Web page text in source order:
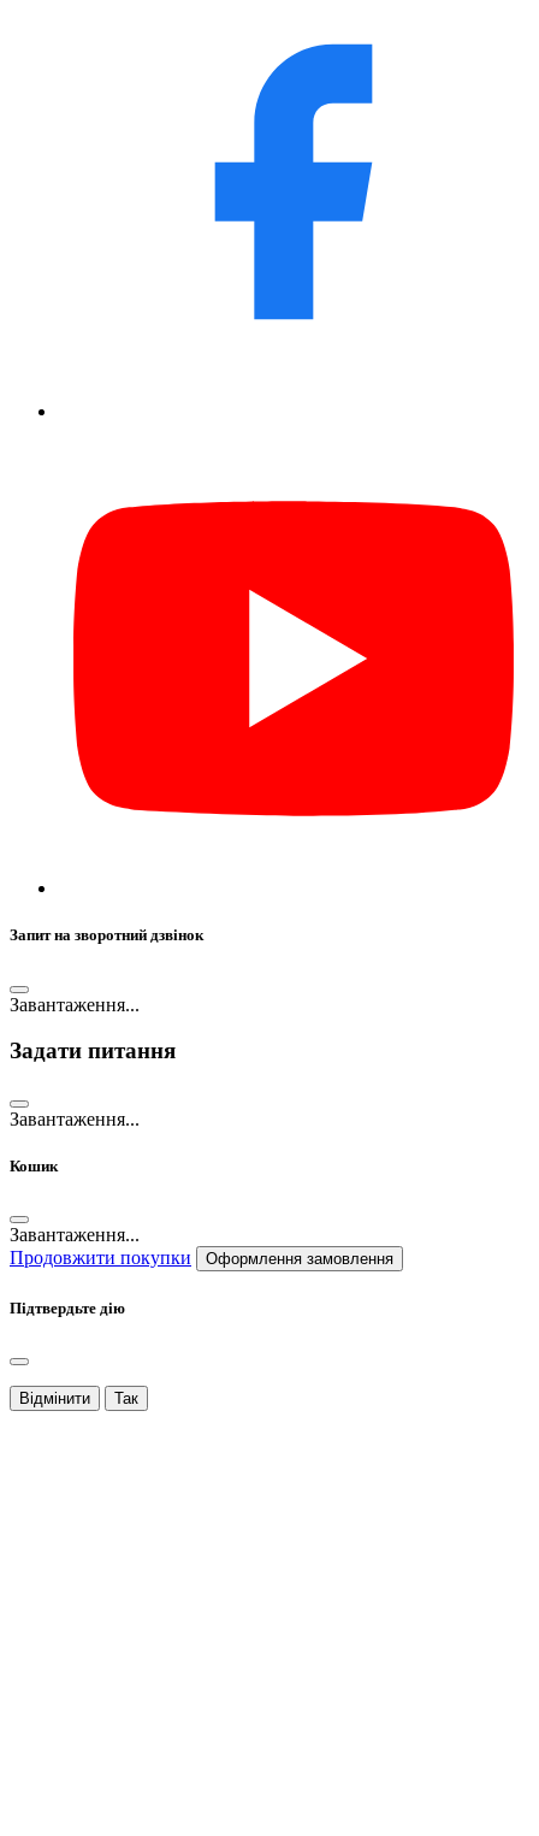
Запит на зворотний дзвінок
Завантаження...
Задати питання
Завантаження...
Кошик
Завантаження...
Продовжити покупки
Оформлення замовлення
Підтвердьте дію
Відмінити Так